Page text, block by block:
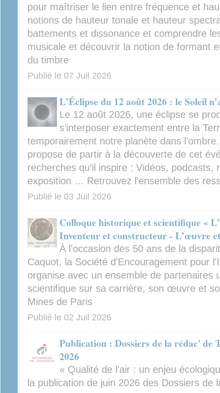
pour maîtriser le lien entre fréquence et
notions de hauteur tonale et hauteur
battements et dissonance et comprendre
musicale et découvrir la notion de formant
du timbre
Publié le 07 Juil 2026
L’Éclipse du 12 août 2026 : le Soleil
Le 12 août 2026, une éclipse se
s’interposer exactement entre la
temporairement notre planète dans
propose de partir à la découverte de cet
recherches qu’il inspire : Vidéos, podcasts,
exposition … Retrouvez l’ensemble des
Publié le 03 Juil 2026
Colloque historique et scientifique «
Inventeur et constructeur - L’œuvre
À l'occasion des 50 ans de la
Caquot, la Société d'Encouragement pour
organise avec un ensemble de partenaires
scientifique sur sa carrière, son œuvre et
Mines de Paris
Publié le 02 Juil 2026
Publication : Dossiers de la rédac' de
2026
« Qualité de l'air : un enjeu
la publication de juin 2026 des Dossiers de